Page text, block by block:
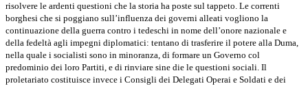
risolvere le ardenti questioni che la storia ha poste sul tappeto. Le correnti
borghesi che si poggiano sull’influenza dei governi alleati vogliono la
continuazione della guerra contro i tedeschi in nome dell’onore nazionale e
della fedeltà agli impegni diplomatici: tentano di trasferire il potere alla Duma,
nella quale i socialisti sono in minoranza, di formare un Governo col
predominio dei loro Partiti, e di rinviare sine die le questioni sociali. Il
proletariato costituisce invece i Consigli dei Delegati Operai e Soldati e dei